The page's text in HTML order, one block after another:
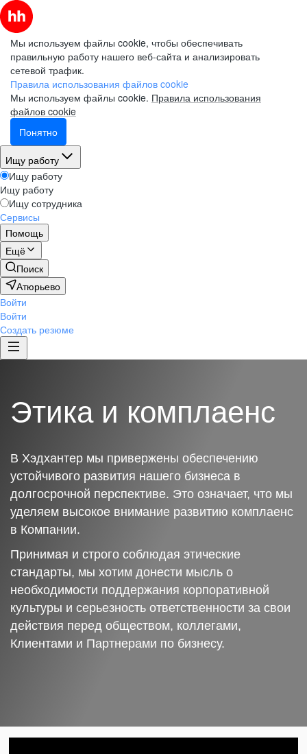
Мы используем файлы cookie, чтобы обеспечивать
правильную работу нашего веб-сайта и анализировать
сетевой трафик.
Правила использования файлов cookie
Мы используем файлы cookie. Правила использования
файлов cookie
Понятно
Ищу работу
Ищу работу
Ищу работу
Ищу сотрудника
Сервисы
Помощь
Ещё
Поиск
Атюрьево
Войти
Войти
Создать резюме
Этика и комплаенс
В Хэдхантер мы привержены обеспечению
устойчивого развития нашего бизнеса в
долгосрочной перспективе. Это означает, что мы
уделяем высокое внимание развитию комплаенс
в Компании.
Принимая и строго соблюдая этические
стандарты, мы хотим донести мысль о
необходимости поддержания корпоративной
культуры и серьезность ответственности за свои
действия перед обществом, коллегами,
Клиентами и Партнерами по бизнесу.